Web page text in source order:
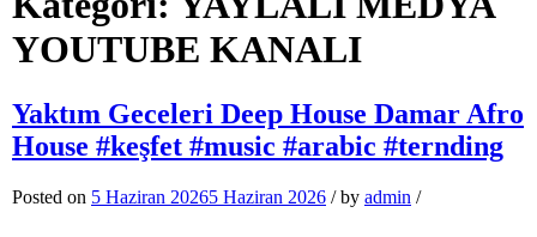
YOUTUBE KANALI
Yaktım Geceleri Deep House Damar Afro
House #keşfet #music #arabic #ternding
Posted on 5 Haziran 20265 Haziran 2026 /by admin /